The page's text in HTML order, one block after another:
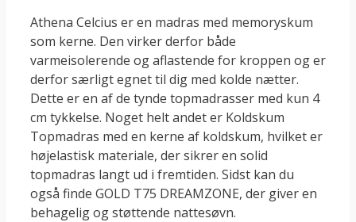
Athena Celcius er en madras med memoryskum
som kerne. Den virker derfor både
varmeisolerende og aflastende for kroppen og er
derfor særligt egnet til dig med kolde nætter.
Dette er en af de tynde topmadrasser med kun 4
cm tykkelse. Noget helt andet er Koldskum
Topmadras med en kerne af koldskum, hvilket er
højelastisk materiale, der sikrer en solid
topmadras langt ud i fremtiden. Sidst kan du
også finde GOLD T75 DREAMZONE, der giver en
behagelig og støttende nattesøvn.